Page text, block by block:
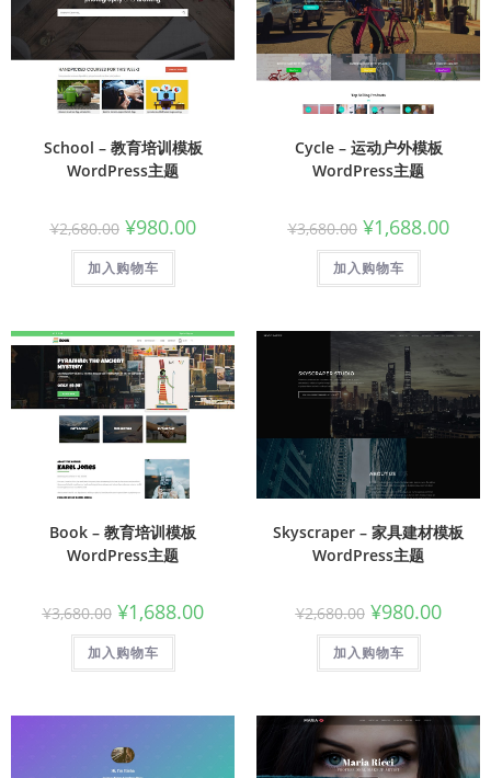
School – 教育培训模板
WordPress主题
¥2,680.00 ¥980.00
加入购物车
Cycle – 运动户外模板
WordPress主题
¥3,680.00 ¥1,688.00
加入购物车
Book – 教育培训模板
WordPress主题
¥3,680.00 ¥1,688.00
加入购物车
Skyscraper – 家具建材模板
WordPress主题
¥2,680.00 ¥980.00
加入购物车